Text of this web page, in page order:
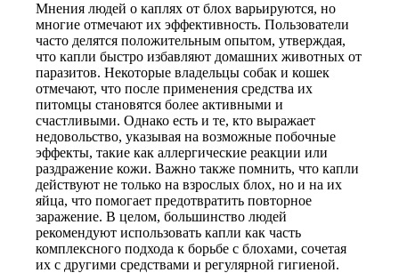
Мнения людей о каплях от блох варьируются, но
многие отмечают их эффективность. Пользователи
часто делятся положительным опытом, утверждая,
что капли быстро избавляют домашних животных от
паразитов. Некоторые владельцы собак и кошек
отмечают, что после применения средства их
питомцы становятся более активными и
счастливыми. Однако есть и те, кто выражает
недовольство, указывая на возможные побочные
эффекты, такие как аллергические реакции или
раздражение кожи. Важно также помнить, что капли
действуют не только на взрослых блох, но и на их
яйца, что помогает предотвратить повторное
заражение. В целом, большинство людей
рекомендуют использовать капли как часть
комплексного подхода к борьбе с блохами, сочетая
их с другими средствами и регулярной гигиеной.